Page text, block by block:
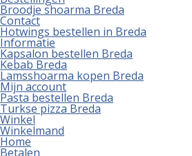
Broodje shoarma Breda
Contact
Hotwings bestellen in Breda
Informatie
Kapsalon bestellen Breda
Kebab Breda
Lamsshoarma kopen Breda
Mijn account
Pasta bestellen Breda
Turkse pizza Breda
Winkel
Winkelmand
Home
Betalen